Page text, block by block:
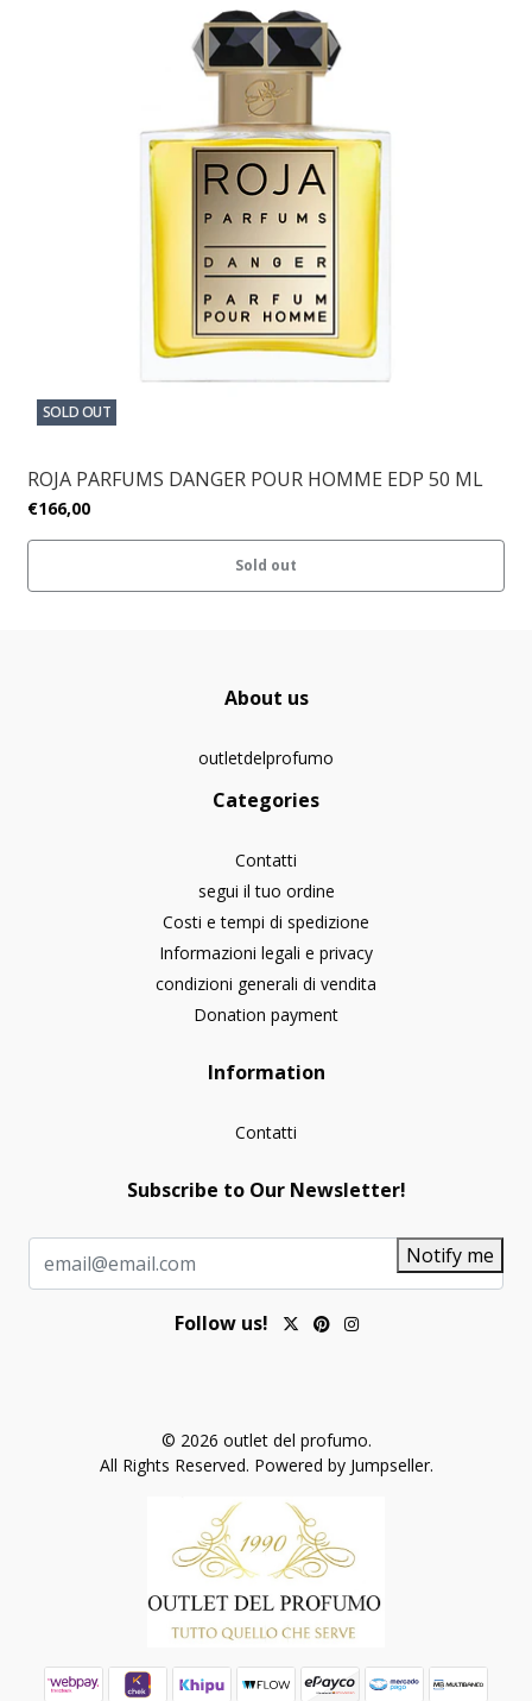
SOLD OUT
ROJA PARFUMS DANGER POUR HOMME EDP 50 ML
€166,00
Sold out
About us
outletdelprofumo
Categories
Contatti
segui il tuo ordine
Costi e tempi di spedizione
Informazioni legali e privacy
condizioni generali di vendita
Donation payment
Information
Contatti
Subscribe to Our Newsletter!
Notify me
Follow us!
© 2026 outlet del profumo.
All Rights Reserved. Powered by Jumpseller.